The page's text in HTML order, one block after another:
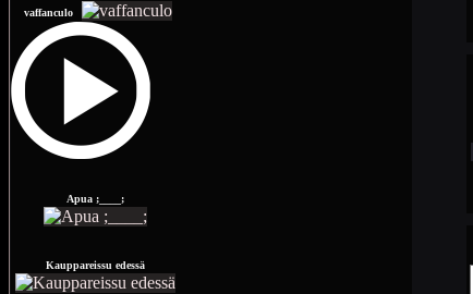
vaffanculo
Apua ;____;
Kauppareissu edessä